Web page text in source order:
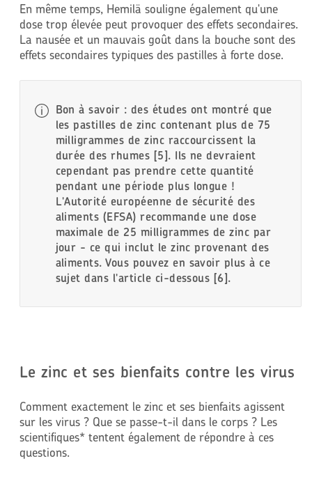
En même temps, Hemilä souligne également qu'une
dose trop élevée peut provoquer des effets secondaires.
La nausée et un mauvais goût dans la bouche sont des
effets secondaires typiques des pastilles à forte dose.
Bon à savoir : des études ont montré que
les pastilles de zinc contenant plus de 75
milligrammes de zinc raccourcissent la
durée des rhumes [5]. Ils ne devraient
cependant pas prendre cette quantité
pendant une période plus longue !
L'Autorité européenne de sécurité des
aliments (EFSA) recommande une dose
maximale de 25 milligrammes de zinc par
jour - ce qui inclut le zinc provenant des
aliments. Vous pouvez en savoir plus à ce
sujet dans l'article ci-dessous [6].
Le zinc et ses bienfaits contre les virus
Comment exactement le zinc et ses bienfaits agissent
sur les virus ? Que se passe-t-il dans le corps ? Les
scientifiques* tentent également de répondre à ces
questions.